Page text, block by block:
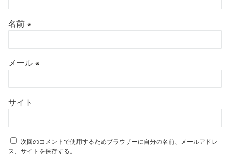
名前 ※
メール ※
サイト
次回のコメントで使用するためブラウザーに自分の名前、メールアドレ
ス、サイトを保存する。